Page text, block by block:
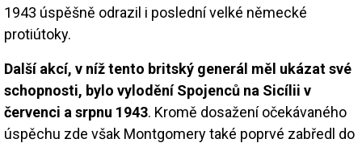
1943 úspěšně odrazil i poslední velké německé
protiútoky.
Další akcí, v níž tento britský generál měl ukázat své
schopnosti, bylo vylodění Spojenců na Sicílii v
červenci a srpnu 1943. Kromě dosažení očekávaného
úspěchu zde však Montgomery také poprvé zabředl do